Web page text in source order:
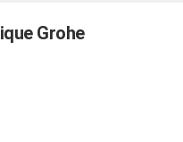
Grohe